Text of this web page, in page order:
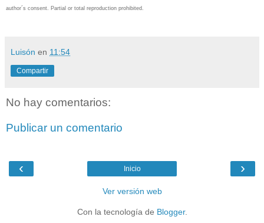
author´s consent. Partial or total reproduction prohibited.
Luisón en 11:54
Compartir
No hay comentarios:
Publicar un comentario
‹ ›
Inicio
Ver versión web
Con la tecnología de Blogger.